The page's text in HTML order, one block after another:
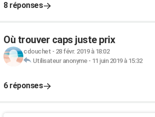
8 réponses
Où trouver caps juste prix
cdouchet - 28 févr. 2019 à 18:02
Utilisateur anonyme- 11 juin 2019 à 15:32
6 réponses